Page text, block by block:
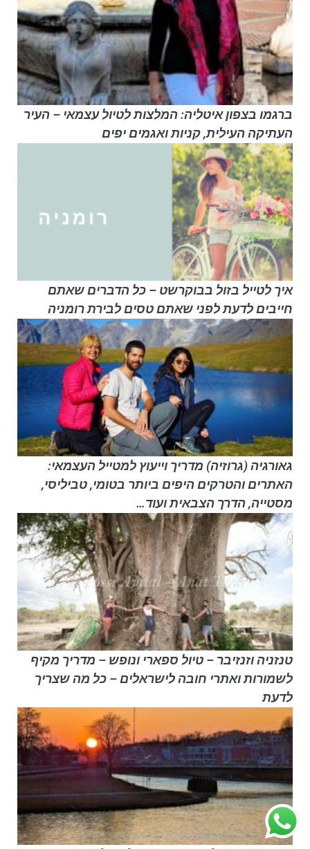
ברגמו בצפון איטליה: המלצות לטיול עצמאי – העיר
העתיקה העילית, קניות ואגמים יפים
איך לטייל בזול בבוקרשט – כל הדברים שאתם
חייבים לדעת לפני שאתם טסים לבירת רומניה
גאורגיה (גרוזיה) מדריך וייעוץ למטייל העצמאי:
האתרים והטרקים היפים ביותר בטומי, טביליסי,
מסטייה, הדרך הצבאית ועוד…
טנזניה וזנזיבר – טיול ספארי ונופש – מדריך מקיף
לשמורות ואתרי חובה לישראלים – כל מה שצריך
לדעת